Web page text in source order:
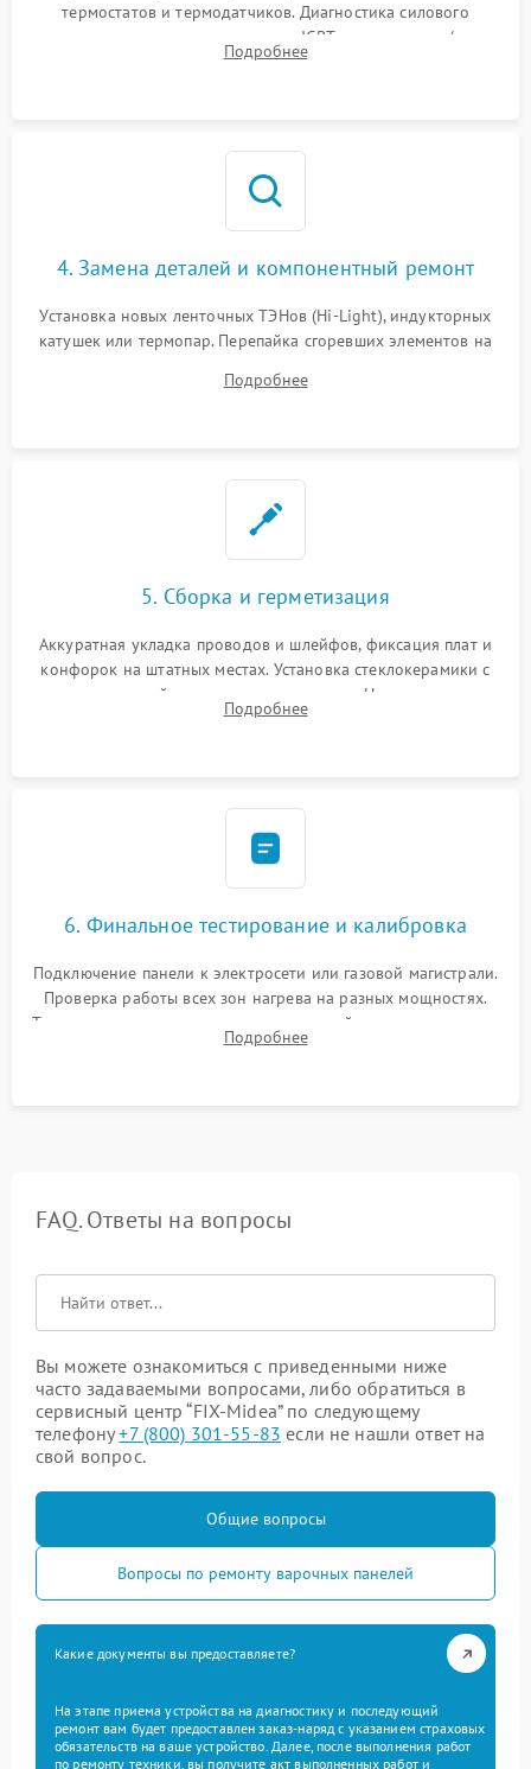
термостатов и термодатчиков. Диагностика силового
модуля, реле, диодных мостов и IGBT-транзисторов (для
индукции). Проверка кранов и газ-контроля (для газовых
Подробнее
4. Замена деталей и компонентный ремонт
Установка новых ленточных ТЭНов (Hi-Light), индукторных
катушек или термопар. Перепайка сгоревших элементов на
дорожек. Очистка контактов и замена поврежденной
Подробнее
5. Сборка и герметизация
Аккуратная укладка проводов и шлейфов, фиксация плат и
конфорок на штатных местах. Установка стеклокерамики с
проверкой равномерности зазоров. Нанесение
термостойкого герметика или укладка уплотнительной
Подробнее
6. Финальное тестирование и калибровка
Подключение панели к электросети или газовой магистрали.
Проверка работы всех зон нагрева на разных мощностях.
Тестирование сенсорного управления, таймера, индикаторов
остаточного тепла и систем защиты от перегрева.
Подробнее
FAQ. Ответы на вопросы
Вы можете ознакомиться с приведенными ниже
часто задаваемыми вопросами, либо обратиться в
сервисный центр “FIX-Midea” по следующему
телефону+7 (800) 301-55-83 если не нашли ответ на
свой вопрос.
Общие вопросы
Вопросы по ремонту варочных панелей
Какие документы вы предоставляете?
На этапе приема устройства на диагностику и последующий
ремонт вам будет предоставлен заказ-наряд с указанием страховых
обязательств на ваше устройство. Далее, после выполнения работ
по ремонту техники, вы получите акт выполненных работ и